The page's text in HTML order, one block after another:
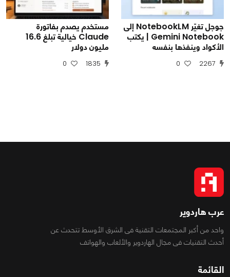
جوجل تغيّر NotebookLM إلى
Gemini Notebook | يكتب
الأكواد وينفذها بنفسه
2267
0
مستخدم يصدم بفاتورة
Claude خيالية تبلغ 16.6
مليون دولار
1835
0
عرب هاردوير
واحد من أكبر المجتمعات التقنية فى الشرق الأوسط تتحدث عن
أحدث التقنيات فى مجال الهاردوير والألعاب والهواتف
القائمة